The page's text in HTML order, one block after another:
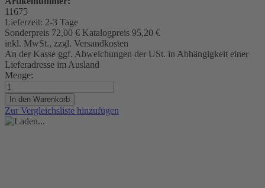
11675
Lieferzeit: 2-3 Tage
Sonderpreis 72,00 € Katalogpreis 95,20 €
inkl. MwSt., zzgl. Versandkosten
An der Kasse ggf. Abweichungen der USt. in Abhängigkeit einer
Lieferadresse im Ausland
Menge:
In den Warenkorb
Zur Vergleichsliste hinzufügen